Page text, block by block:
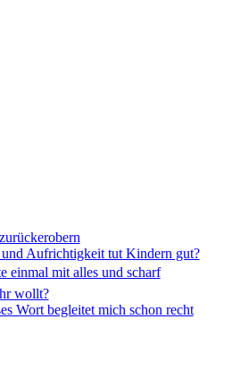
Aufrichtigkeit tut Kindern gut?
einmal mit alles und scharf
wollt?
Wort begleitet mich schon recht